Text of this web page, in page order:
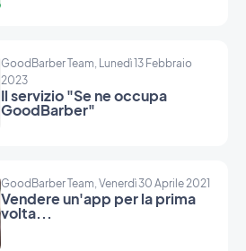
GoodBarber Team, Lunedì 13 Febbraio
2023
Il servizio "Se ne occupa
GoodBarber"
GoodBarber Team, Venerdì 30 Aprile 2021
Vendere un'app per la prima
volta...